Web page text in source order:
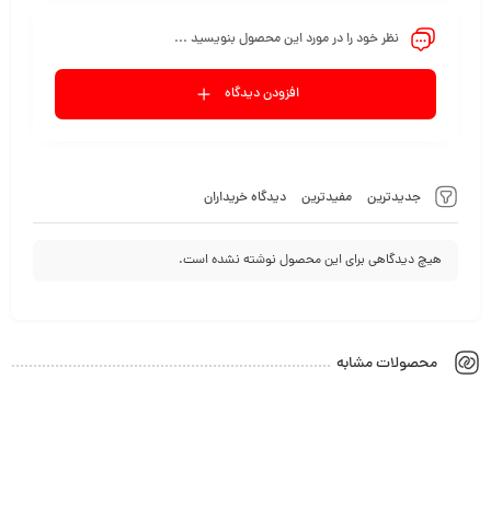
جدیدترین مفیدترین دیدگاه خریداران
هیچ دیدگاهی برای این محصول نوشته نشده است.
نظر خود را در مورد این محصول بنویسید ...
افزودن دیدگاه
محصولات مشابه